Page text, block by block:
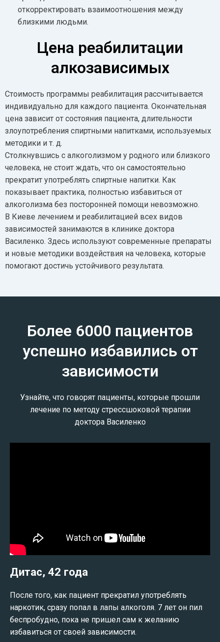
откорректировать взаимоотношения между
близкими людьми.
Цена реабилитации
алкозависимых
Стоимость программы реабилитация рассчитывается
индивидуально для каждого пациента. Окончательная
цена зависит от состояния пациента, длительности
злоупотребления спиртными напитками, используемых
методики и т. д.
Столкнувшись с алкоголизмом у родного или близкого
человека, не стоит ждать, что он самостоятельно
прекратит употреблять спиртные напитки. Как
показывает практика, полностью избавиться от
алкоголизма без посторонней помощи невозможно.
В Киеве лечением и реабилитацией всех видов
зависимостей занимаются в клинике доктора
Василенко. Здесь используют современные препараты
и новые методики воздействия на человека, которые
помогают достичь устойчивого результата.
Более 6000 пациентов
успешно избавились от
зависимости
Узнайте, что говорят пациенты, которые прошли
лечение по методу стрессшоковой терапии
доктора Василенко
Дитас, 42 года
После того, как пациент прекратил употреблять
наркотик, сразу попал в лапы алкоголя. 7 лет он пил
беспробудно, пока не пришел сам к желанию
избавиться от своей зависимости.